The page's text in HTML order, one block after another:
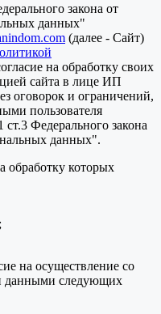
закона от
данных"
(далее - Сайт)
на обработку своих
сайта в лице ИП
оговорок и ограничений,
пользователя
Федерального закона
данных".
обработку которых
на осуществление со
данными следующих